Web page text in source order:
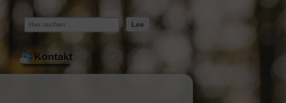
Suche
nach:
Kontakt